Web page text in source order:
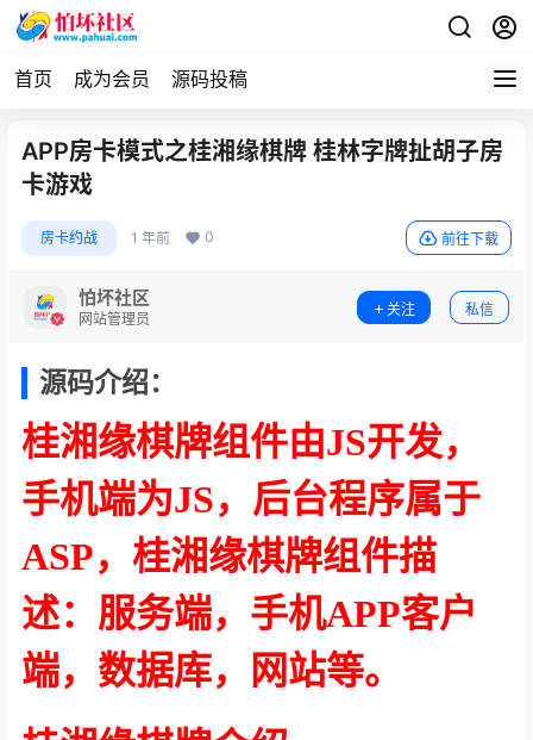
首页 成为会员 源码投稿
APP房卡模式之桂湘缘棋牌 桂林字牌扯胡子房
卡游戏
房卡约战 1 年前 0 前往下载
怕坏社区
网站管理员
关注 私信
源码介绍：
桂湘缘棋牌组件由JS开发，
手机端为JS，后台程序属于
ASP，桂湘缘棋牌组件描
述：服务端，手机APP客户
端，数据库，网站等。